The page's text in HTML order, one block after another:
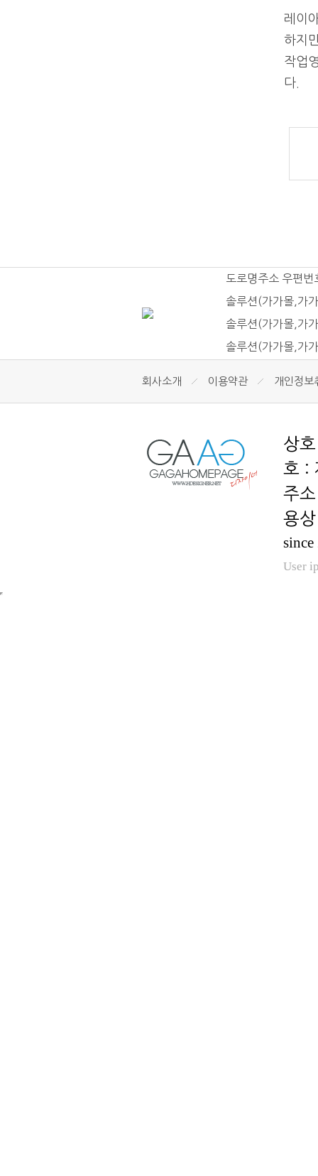
레이
하지
다.
도로명주소 우편
솔루션(가가몰,가
솔루션(가가몰,가
솔루션(가가몰,가
회사소개 이용약관 개인정보
호 :
용
User